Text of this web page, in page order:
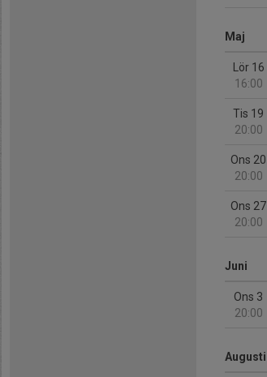
Maj
Lör 16
16:00
Tis 19
20:00
Ons 20
20:00
Ons 27
20:00
Juni
Ons 3
20:00
Augusti